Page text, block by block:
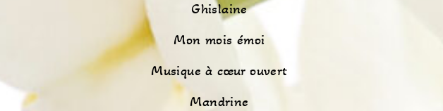
Ghislaine
Mon mois émoi
Musique à cœur ouvert
Mandrine